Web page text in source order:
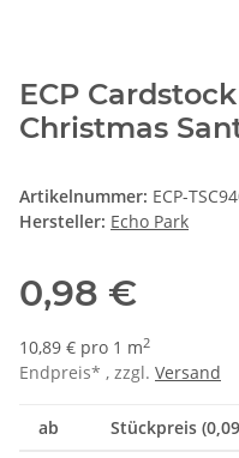
ECP
Christmas
Artikelnummer: ECP-
Hersteller: Echo Park
0,98 €
10,89 € pro 1 m2
Endpreis* , zzgl. Versand
ab Stückpreis